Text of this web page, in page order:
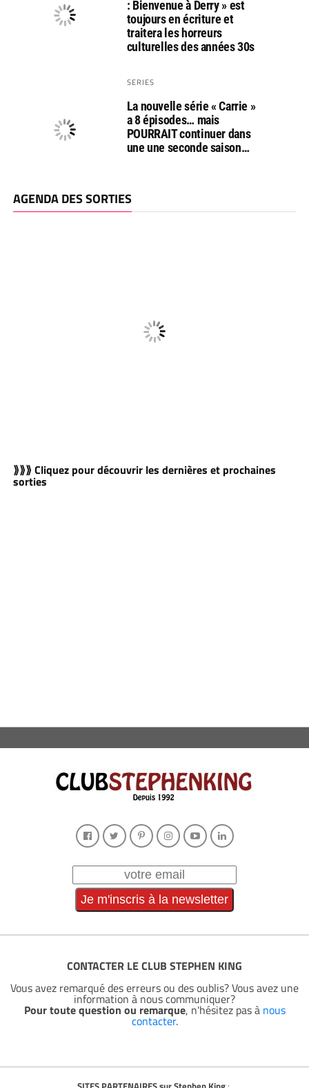
: Bienvenue à Derry » est
toujours en écriture et
traitera les horreurs
culturelles des années 30s
SERIES
La nouvelle série « Carrie »
a 8 épisodes… mais
POURRAIT continuer dans
une une seconde saison…
AGENDA DES SORTIES
⟫⟫⟫ Cliquez pour découvrir les dernières et prochaines
sorties
CONTACTER LE CLUB STEPHEN KING
Vous avez remarqué des erreurs ou des oublis? Vous avez une
information à nous communiquer?
Pour toute question ou remarque, n'hésitez pas à nous
contacter.